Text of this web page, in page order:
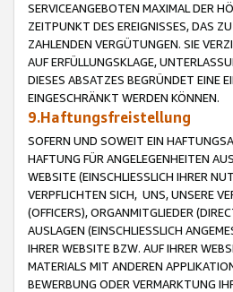
SERVICEANGEBOTEN MAXIMAL DER
ZEITPUNKT DES EREIGNISSES, DAS
ZAHLENDEN VERGÜTUNGEN. SIE
AUF ERFÜLLUNGSKLAGE,
DIESES ABSATZES BEGRÜNDET EINE
EINGESCHRÄNKT WERDEN KÖNNEN.
9.Haftungsfreistellung
SOFERN UND SOWEIT EIN
HAFTUNG FÜR ANGELEGENHEITEN
WEBSITE (EINSCHLIESSLICH IHRER
VERPFLICHTEN SICH, UNS, UNSERE
(OFFICERS), ORGANMITGLIEDER
AUSLAGEN (EINSCHLIESSLICH
IHRER WEBSITE BZW. AUF IHRER
MATERIALS MIT ANDEREN
BEWERBUNG ODER VERMARKTUNG